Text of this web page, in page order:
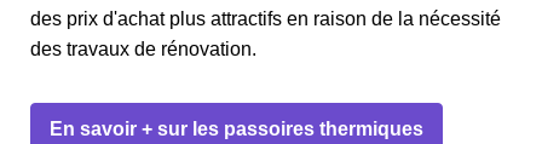
des prix d'achat plus attractifs en raison de la nécessité
des travaux de rénovation.
En savoir + sur les passoires thermiques